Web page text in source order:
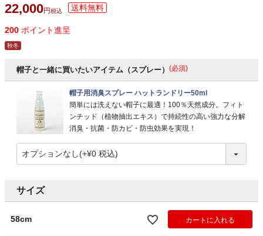
22,000 税込
200 ポイント進呈
秋冬
帽子と一緒に買いたいアイテム（スプレー） (必須)
帽子用消臭スプレー ハットランドリー50ml
簡単には洗えない帽子に最適！100％天然成分。フィト
ンチッド（植物抽出エキス）で持続性の高い強力な分解
消臭・抗菌・防カビ・防虫効果を実現！
サイズ
58cm カートに入れる